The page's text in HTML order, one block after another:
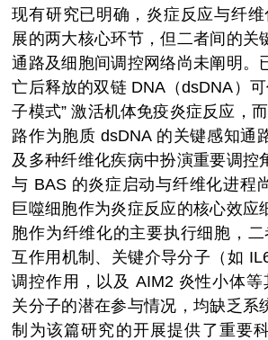
现有研究已明确，炎症反应与纤
展的两大核心环节，但二者间的关
通路及细胞间调控网络尚未阐明。
亡后释放的双链 DNA（dsDNA）
子模式” 激活机体免疫炎症反应，
路作为胞质 dsDNA 的关键感知通
及多种纤维化疾病中扮演重要调控
与 BAS 的炎症启动与纤维化进程
巨噬细胞作为炎症反应的核心效应
胞作为纤维化的主要执行细胞，
互作用机制、关键介导分子（如
调控作用，以及 AIM2 炎性小体等
关分子的潜在参与情况，均缺乏系
制为该篇研究的开展提供了重要